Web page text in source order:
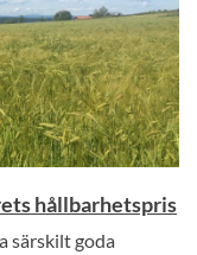
hållbarhetspris
särskilt goda